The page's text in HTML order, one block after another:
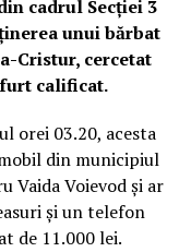
cadrul Secției 3
unui bărbat
Cristur, cercetat
calificat.
orei 03.20, acesta
din municipiul
Vaida Voievod și ar
și un telefon
de 11.000 lei.